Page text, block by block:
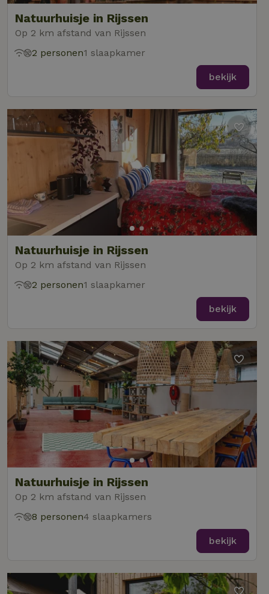
Natuurhuisje in Rijssen
Op 2 km afstand van Rijssen
2 personen1 slaapkamer
bekijk
Natuurhuisje in Rijssen
Op 2 km afstand van Rijssen
2 personen1 slaapkamer
bekijk
Natuurhuisje in Rijssen
Op 2 km afstand van Rijssen
8 personen4 slaapkamers
bekijk